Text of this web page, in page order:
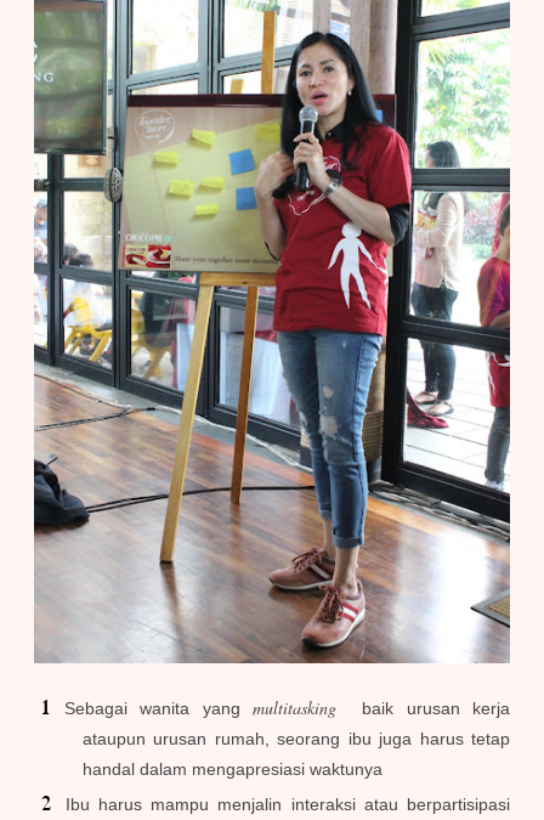
Sebagai wanita yangmultitasking
baik urusan kerja
ataupun urusan rumah, seorang ibu juga harus tetap
handal dalam mengapresiasi waktunya
Ibu harus mampu menjalin interaksi atau berpartisipasi